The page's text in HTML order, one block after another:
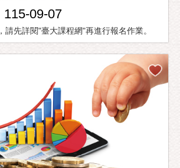
115-09-07
請先詳閱"臺大課程網"再進行報名作業。